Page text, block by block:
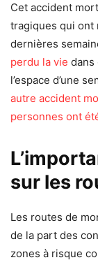
Cet accident
tragiques qui ont
dernières
perdu la vie dans
l’espace d’une
autre accident
personnes ont
sur les
Les routes de
de la part des
zones à risque